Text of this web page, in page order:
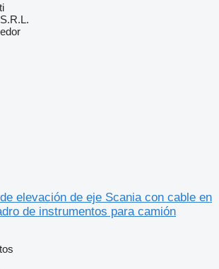
elevación de eje Scania con cable en
de instrumentos para camión